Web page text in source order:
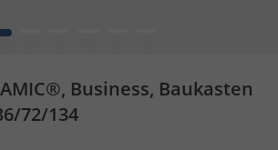
Business, Baukasten
72/134